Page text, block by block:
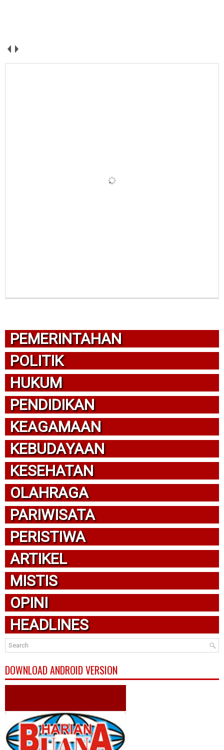
PEMERINTAHAN
POLITIK
HUKUM
PENDIDIKAN
KEAGAMAAN
KEBUDAYAAN
KESEHATAN
OLAHRAGA
PARIWISATA
PERISTIWA
ARTIKEL
MISTIS
OPINI
HEADLINES
DOWNLOAD ANDROID VERSION